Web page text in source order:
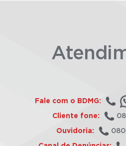
Fale com o BDMG:
Cliente fone:
Ouvidoria: